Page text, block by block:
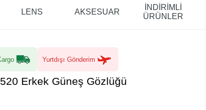
LENS AKSESUAR
İNDİRİMLİ
ÜRÜNLER
Yurtdışı Gönderim
Erkek Güneş Gözlüğü